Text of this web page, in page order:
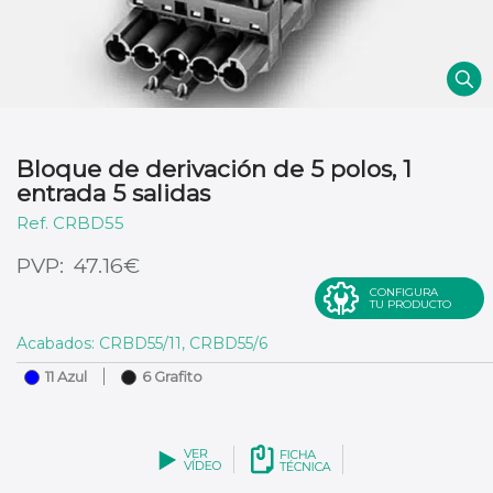
Bloque de derivación de 5 polos, 1
entrada 5 salidas
47.16€
CRBD55
CONFIGURA
TU PRODUCTO
Acabados: CRBD55/11, CRBD55/6
11 Azul 6 Grafito